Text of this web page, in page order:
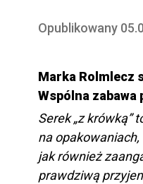
Opublikowany
Marka Rolmlecz
Wspólna zabawa
Serek „z krówką”
na
jak również
prawdziwą